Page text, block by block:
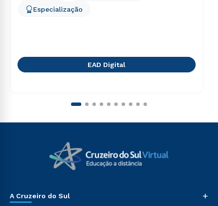
Especialização
EAD Digital
A Cruzeiro do Sul +